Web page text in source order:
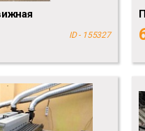
ID - 155327